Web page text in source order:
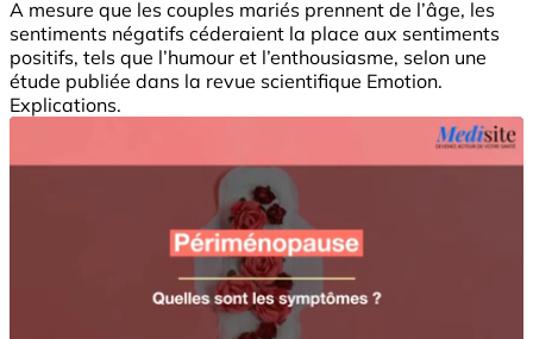
A mesure que les couples mariés prennent de l’âge, les
sentiments négatifs céderaient la place aux sentiments
positifs, tels que l’humour et l’enthousiasme, selon une
étude publiée dans la revue scientifique Emotion.
Explications.